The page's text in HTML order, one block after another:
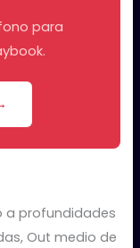
para
a profundidades
Out medio de